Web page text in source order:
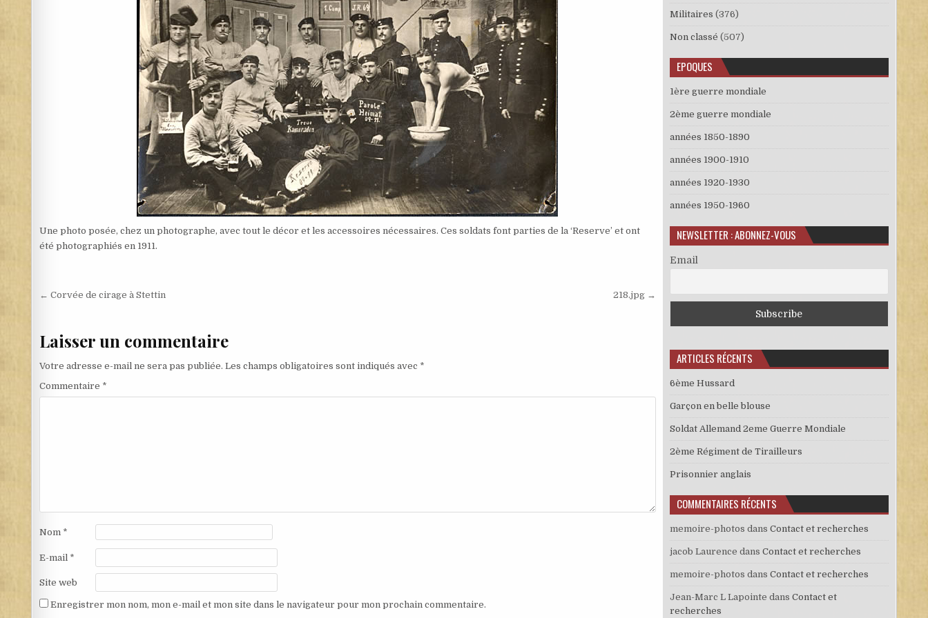
Une photo posée, chez un photographe, avec tout le décor et les accessoires nécessaires. Ces soldats font parties de la ‘Reserve’ et ont
été photographiés en 1911.
Navigation de l’article
← Corvée de cirage à Stettin 218.jpg →
Laisser un commentaire
Votre adresse e-mail ne sera pas publiée. Les champs obligatoires sont indiqués avec *
Commentaire *
Nom *
E-mail *
Site web
Enregistrer mon nom, mon e-mail et mon site dans le navigateur pour mon prochain commentaire.
Militaires (376)
Non classé (507)
EPOQUES
1ère guerre mondiale
2ème guerre mondiale
années 1850-1890
années 1900-1910
années 1920-1930
années 1950-1960
NEWSLETTER : ABONNEZ-VOUS
Email
ARTICLES RÉCENTS
6ème Hussard
Garçon en belle blouse
Soldat Allemand 2eme Guerre Mondiale
2ème Régiment de Tirailleurs
Prisonnier anglais
COMMENTAIRES RÉCENTS
memoire-photos dans Contact et recherches
jacob Laurence dans Contact et recherches
memoire-photos dans Contact et recherches
Jean-Marc L Lapointe dans Contact et
recherches